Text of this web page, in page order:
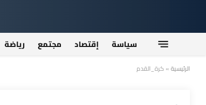
سياسة إقتصاد مجتمع رياضة
الرئيسية»كرة_القدم